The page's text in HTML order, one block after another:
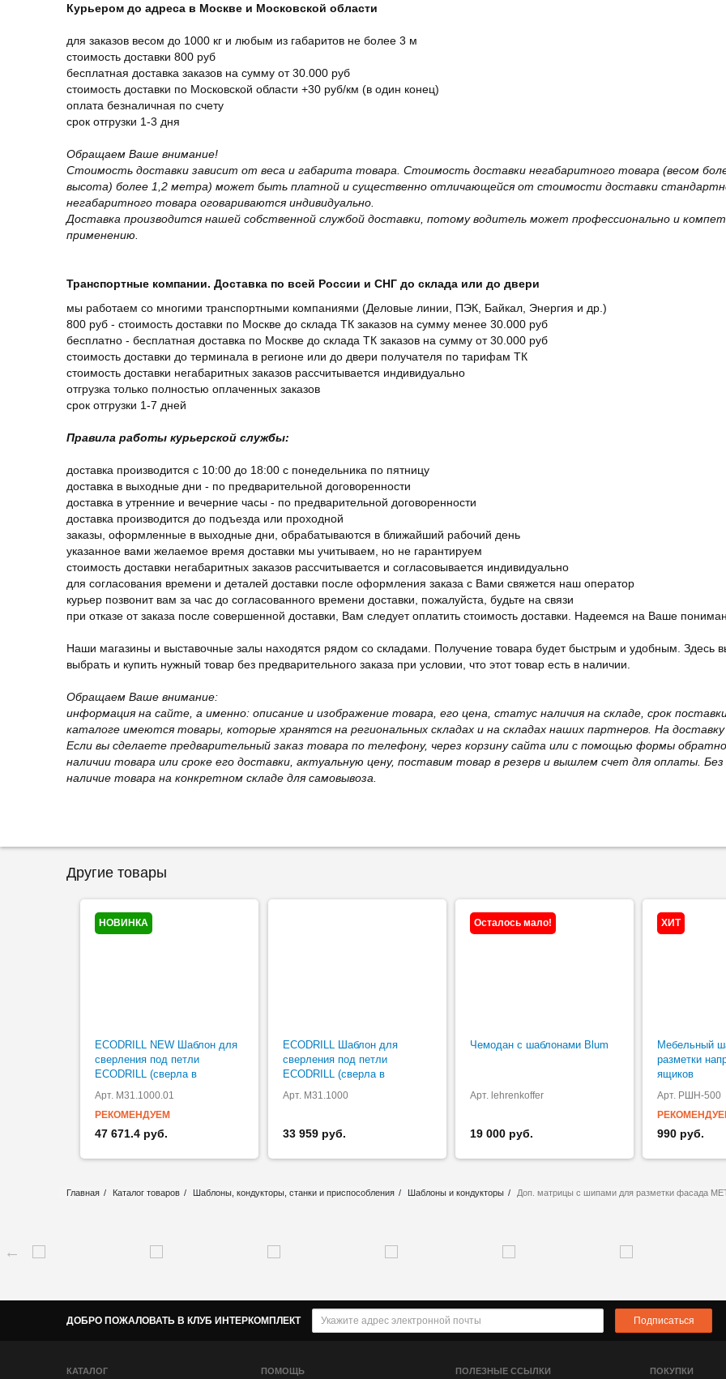
Курьером до адреса в Москве и Московской области
для заказов весом до 1000 кг и любым из габаритов не более 3 м
стоимость доставки 800 руб
бесплатная доставка заказов на сумму от 30.000 руб
стоимость доставки по Московской области +30 руб/км (в один конец)
оплата безналичная по счету
срок отгрузки 1-3 дня
Обращаем Ваше внимание!
Стоимость доставки зависит от веса и габарита товара. Стоимость доставки негабаритного товара (весом
высота) более 1,2 метра) может быть платной и существенно отличающейся от стоимости доставки
негабаритного товара оговариваются индивидуально.
Доставка производится нашей собственной службой доставки, потому водитель может профессионально и
применению.
Транспортные компании. Доставка по всей России и СНГ до склада или до двери
мы работаем со многими транспортными компаниями (Деловые линии, ПЭК, Байкал, Энергия и др.)
800 руб - стоимость доставки по Москве до склада ТК заказов на сумму менее 30.000 руб
бесплатно - бесплатная доставка по Москве до склада ТК заказов на сумму от 30.000 руб
стоимость доставки до терминала в регионе или до двери получателя по тарифам ТК
стоимость доставки негабаритных заказов рассчитывается индивидуально
отгрузка только полностью оплаченных заказов
срок отгрузки 1-7 дней
Правила работы курьерской службы:
доставка производится с 10:00 до 18:00 с понедельника по пятницу
доставка в выходные дни - по предварительной договоренности
доставка в утренние и вечерние часы - по предварительной договоренности
доставка производится до подъезда или проходной
заказы, оформленные в выходные дни, обрабатываются в ближайший рабочий день
указанное вами желаемое время доставки мы учитываем, но не гарантируем
стоимость доставки негабаритных заказов рассчитывается и согласовывается индивидуально
для согласования времени и деталей доставки после оформления заказа с Вами свяжется наш оператор
курьер позвонит вам за час до согласованного времени доставки, пожалуйста, будьте на связи
при отказе от заказа после совершенной доставки, Вам следует оплатить стоимость доставки. Надеемся на Ваше
Наши магазины и выставочные залы находятся рядом со складами. Получение товара будет быстрым и удобным. Здесь
выбрать и купить нужный товар без предварительного заказа при условии, что этот товар есть в наличии.
Обращаем Ваше внимание:
информация на сайте, а именно: описание и изображение товара, его цена, статус наличия на складе, срок
каталоге имеются товары, которые хранятся на региональных складах и на складах наших партнеров. На
Если вы сделаете предварительный заказ товара по телефону, через корзину сайта или с помощью формы
наличии товара или сроке его доставки, актуальную цену, поставим товар в резерв и вышлем счет для оплаты.
наличие товара на конкретном складе для самовывоза.
Другие товары
НОВИНКА
ECODRILL NEW Шаблон для
сверления под петли
ECODRILL (сверла в
комплекте)
Арт. M31.1000.01
РЕКОМЕНДУЕМ
47 671.4 руб.
ECODRILL Шаблон для
сверления под петли
ECODRILL (сверла в
комплекте)
Арт. M31.1000
33 959 руб.
Осталось мало!
Чемодан с шаблонами Blum
Арт. lehrenkoffer
19 000 руб.
ХИТ
Мебельный
разметки
ящиков
Арт. РШН-500
990 руб.
Главная Каталог товаров Шаблоны, кондукторы, станки и приспособления Шаблоны и кондукторы Доп. матрицы с шипами для разметки фасада
ДОБРО ПОЖАЛОВАТЬ В КЛУБ ИНТЕРКОМПЛЕКТ Подписаться
КАТАЛОГ ПОМОЩЬ ПОЛЕЗНЫЕ ССЫЛКИ ПОКУПКИ